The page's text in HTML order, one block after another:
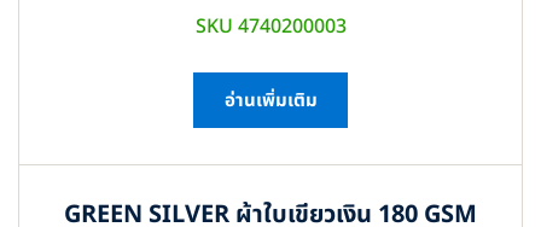
SKU 4740200003
อ่านเพิ่มเติม
GREEN SILVER ผ้าใบเขียวเงิน 180 GSM